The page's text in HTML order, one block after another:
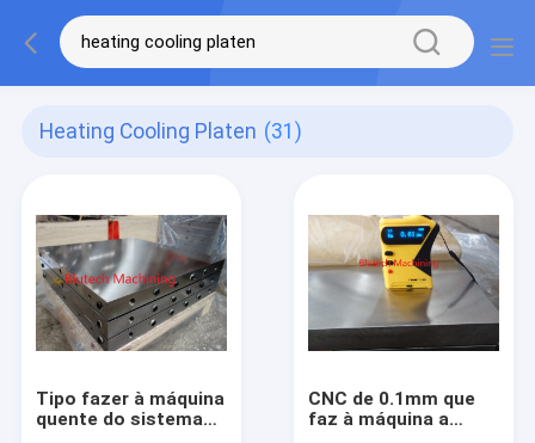
Heating Cooling Platen (31)
Tipo fazer à máquina
quente do sistema
CNC de 0.1mm que
faz à máquina a